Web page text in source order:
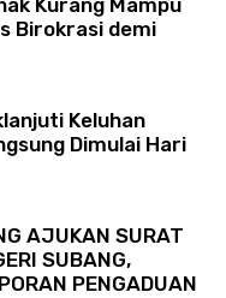
Kurang Mampu
Birokrasi demi
Keluhan
Dimulai Hari
AJUKAN SURAT
SUBANG,
PENGADUAN